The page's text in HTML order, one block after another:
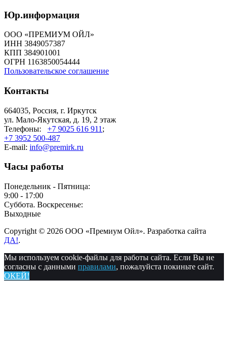
Юр.информация
ООО «ПРЕМИУМ ОЙЛ»
ИНН 3849057387
КПП 384901001
ОГРН 1163850054444
Пользовательское соглашение
Контакты
664035, Россия, г. Иркутск
ул. Мало-Якутская, д. 19, 2 этаж
Телефоны: +7 9025 616 911 ;
+7 3952 500-487
E-mail: info@premirk.ru
Часы работы
Понедельник - Пятница:
9:00 - 17:00
Суббота. Воскресенье:
Выходные
Copyright © 2026 ООО «Премиум Ойл». Разработка сайта
ДА!.
Мы используем cookie-файлы для работы сайта. Если Вы не
согласны с данными правилами, пожалуйста покиньте сайт.
ОКЕЙ!